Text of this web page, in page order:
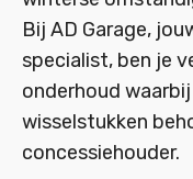
Bij AD Garage,
specialist, ben je
onderhoud
wisselstukken
concessiehouder.